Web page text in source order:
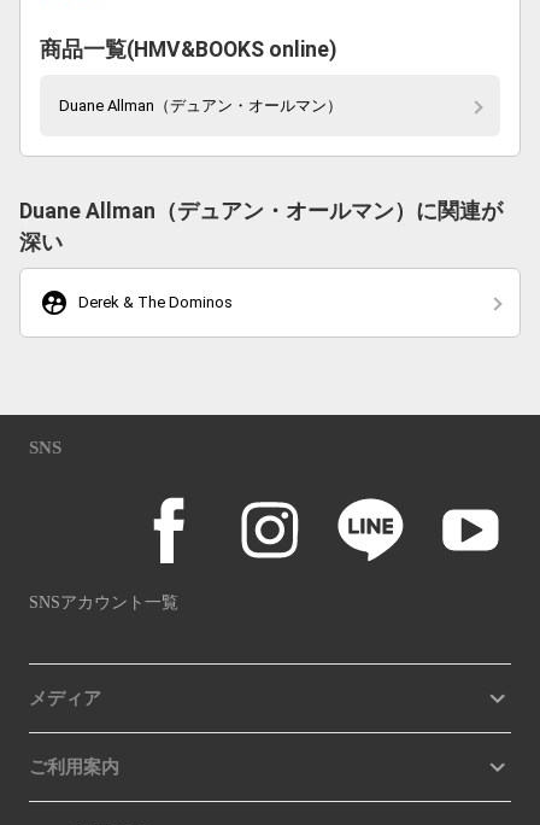
商品一覧(HMV&BOOKS online)
Duane Allman（デュアン・オールマン）
Duane Allman（デュアン・オールマン）に関連が
深い
supervised_user_circle Derek & The Dominos
SNS
SNSアカウント一覧
メディア
ご利用案内